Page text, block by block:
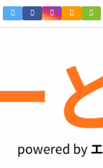
